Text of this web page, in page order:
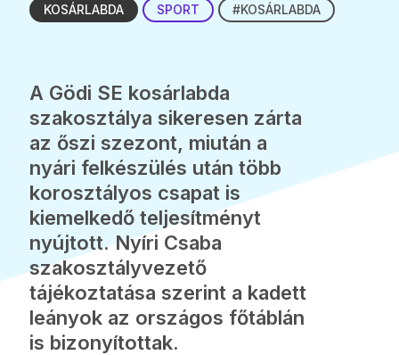
KOSÁRLABDA
SPORT #KOSÁRLABDA
A Gödi SE kosárlabda
szakosztálya sikeresen zárta
az őszi szezont, miután a
nyári felkészülés után több
korosztályos csapat is
kiemelkedő teljesítményt
nyújtott. Nyíri Csaba
szakosztályvezető
tájékoztatása szerint a kadett
leányok az országos főtáblán
is bizonyítottak.